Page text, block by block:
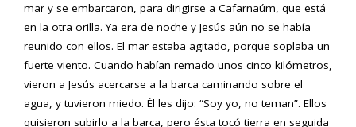
mar y se embarcaron, para dirigirse a Cafarnaúm, que está
en la otra orilla. Ya era de noche y Jesús aún no se había
reunido con ellos. El mar estaba agitado, porque soplaba un
fuerte viento. Cuando habían remado unos cinco kilómetros,
vieron a Jesús acercarse a la barca caminando sobre el
agua, y tuvieron miedo. Él les dijo: “Soy yo, no teman”. Ellos
quisieron subirlo a la barca, pero ésta tocó tierra en seguida